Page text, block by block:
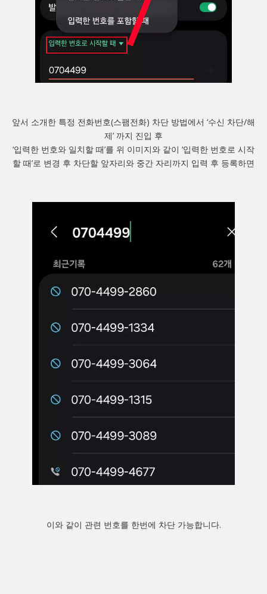
앞서 소개한 특정 전화번호(스팸전화) 차단 방법에서 ‘수신 차단/해
제’ 까지 진입 후
‘입력한 번호와 일치할 때’를 위 이미지와 같이 ‘입력한 번호로 시작
할 때’로 변경 후 차단할 앞자리와 중간 자리까지 입력 후 등록하면
이와 같이 관련 번호를 한번에 차단 가능합니다.